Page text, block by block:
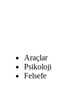
Araçlar
Psikoloji
Felsefe